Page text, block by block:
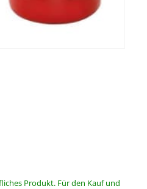
Produkt. Für den Kauf und